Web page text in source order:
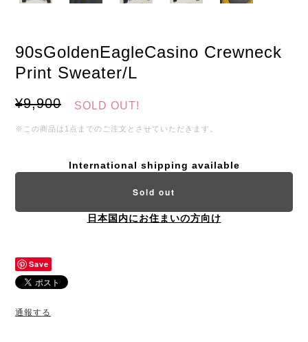
90sGoldenEagleCasino Crewneck
Print Sweater/L
¥9,900 SOLD OUT!
※この商品は1点までのご注文とさせていただきます。
International shipping available
Sold out
日本国内にお住まいの方向け
Save
通報する